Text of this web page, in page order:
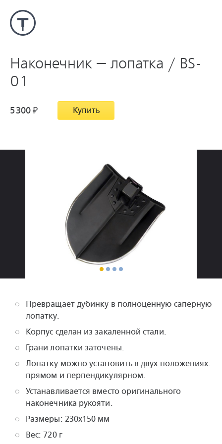
Наконечник — лопатка / BS-
01
5 300₽ Купить
Превращает дубинку в полноценную саперную
лопатку.
Корпус сделан из закаленной стали.
Грани лопатки заточены.
Лопатку можно установить в двух положениях:
прямом и перпендикулярном.
Устанавливается вместо оригинального
наконечника рукояти.
Размеры: 230x150 мм
Вес: 720 г